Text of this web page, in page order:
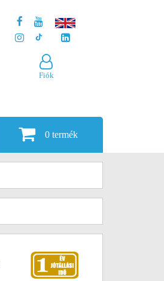
Fiók
0 termék